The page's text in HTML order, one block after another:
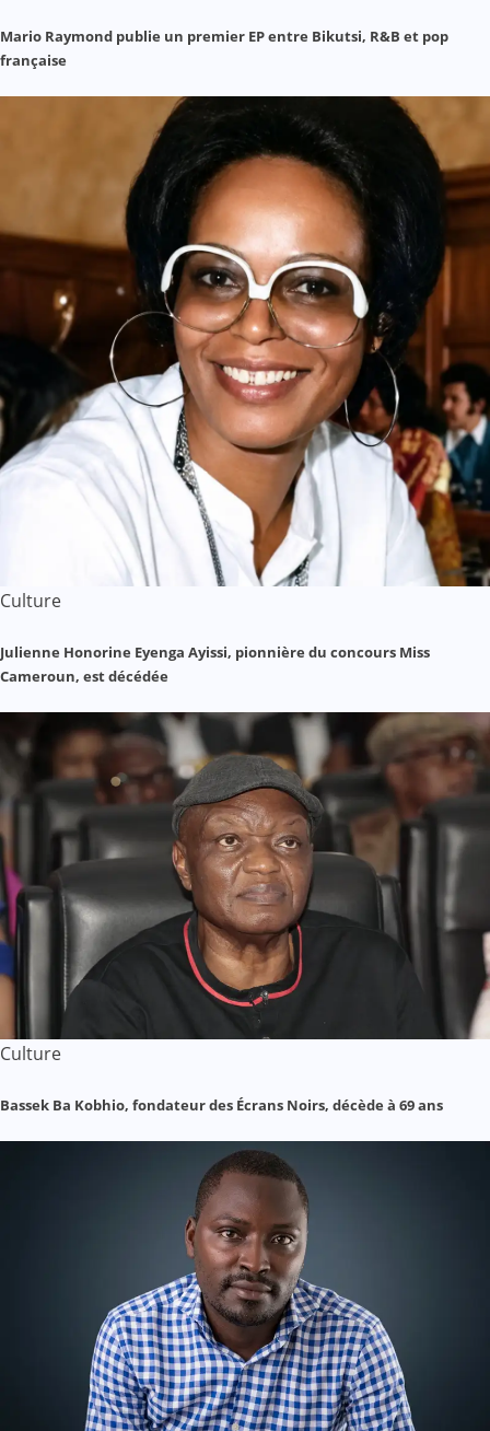
Mario Raymond publie un premier EP entre Bikutsi, R&B et pop
française
Culture
Julienne Honorine Eyenga Ayissi, pionnière du concours Miss
Cameroun, est décédée
Culture
Bassek Ba Kobhio, fondateur des Écrans Noirs, décède à 69 ans